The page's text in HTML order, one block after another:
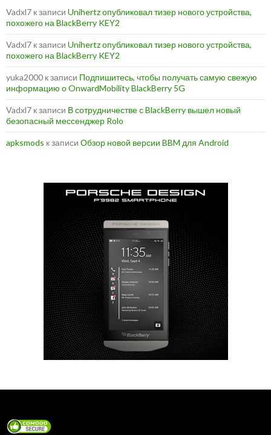
Vadxl7 к записи Unihertz опубликовал тизер нового устройства,
похожего на BlackBerry KEY2
Vadxl7 к записи Unihertz опубликовал тизер нового устройства,
похожего на BlackBerry KEY2
yuka2000 к записи Подпишитесь, чтобы получать самую свежую
информацию о OnwardMobility BlackBerry 5G
Vadxl7 к записи В сотрудничестве с BlackBerry вышел новый
безопасный мессенджер Rolo
apksmods к записи Обзор новой версии BBM для Android